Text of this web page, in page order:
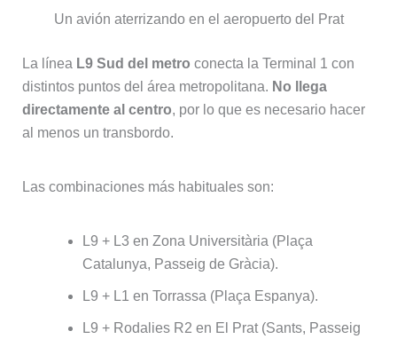
Un avión aterrizando en el aeropuerto del Prat
La línea L9 Sud del metro conecta la Terminal 1 con
distintos puntos del área metropolitana. No llega
directamente al centro, por lo que es necesario hacer
al menos un transbordo.
Las combinaciones más habituales son:
L9 + L3 en Zona Universitària (Plaça
Catalunya, Passeig de Gràcia).
L9 + L1 en Torrassa (Plaça Espanya).
L9 + Rodalies R2 en El Prat (Sants, Passeig